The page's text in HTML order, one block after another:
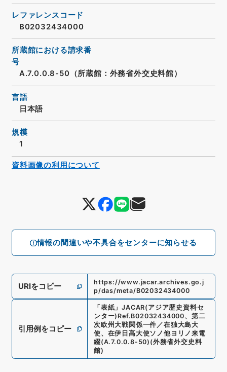
情報の間違いや不具合をセンターに知らせる
レファレンスコード
B02032434000
所蔵館における請求番
号
A.7.0.0.8-50（所蔵館：外務省外交史料館）
言語
日本語
規模
1
URIをコピー
https://www.jacar.archives.go.j
p/das/meta/B02032434000
引用例をコピー
「 表紙 」JACAR(アジア歴史資料セ
ンター) Ref.B02032434000、 第二
次欧州大戦関係一件／在独大島大
使、在伊日高大使ソノ他ヨリノ来電
綴(A.7.0.0.8-50) (外務省外交史料
館)
資料画像の利用について